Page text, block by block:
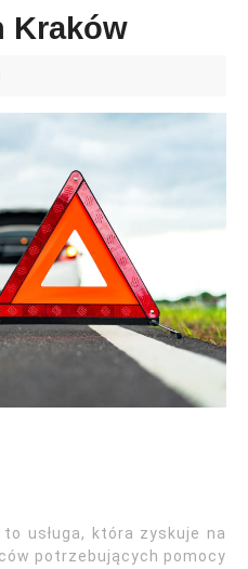
Kraków
usługa, która zyskuje na
potrzebujących pomocy